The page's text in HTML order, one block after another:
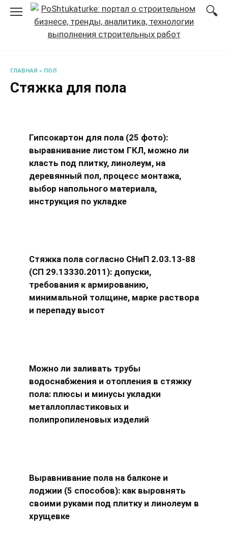
Перейти
содержанию
ГЛАВНАЯ » ПОЛ
Стяжка для пола
Гипсокартон для пола (25 фото):
выравнивание листом ГКЛ, можно ли
класть под плитку, линолеум, на
деревянный пол, процесс монтажа,
выбор напольного материала,
инструкция по укладке
Стяжка пола согласно СНиП 2.03.13-88
(СП 29.13330.2011): допуски,
требования к армированию,
минимальной толщине, марке раствора
и перепаду высот
Можно ли заливать трубы
водоснабжения и отопления в стяжку
пола: плюсы и минусы укладки
металлопластиковых и
полипропиленовых изделий
Выравнивание пола на балконе и
лоджии (5 способов): как выровнять
своими руками под плитку и линолеум в
хрущевке